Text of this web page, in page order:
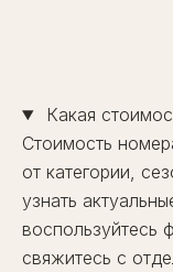
Какая
Стоимость
от категории,
узнать
воспользуйтесь
свяжитесь с